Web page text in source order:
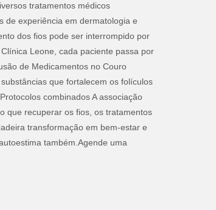
tratamentos médicos
de experiência em dermatologia e
dos fios pode ser interrompido por
Leone, cada paciente passa por
de Medicamentos no Couro
que fortalecem os folículos
combinados A associação
que recuperar os fios, os tratamentos
transformação em bem-estar e
também.Agende uma